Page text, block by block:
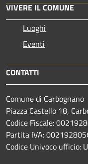
VIVERE IL COMUNE
Luoghi
Eventi
CONTATTI
Comune di Carbognano
Piazza Castello 18,
Codice Fiscale:
Partita IVA:
Codice Univoco ufficio: